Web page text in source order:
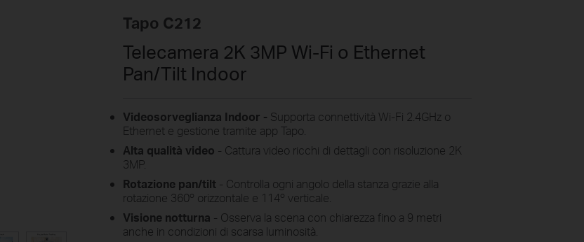
Tapo C212
Telecamera 2K 3MP Wi-Fi o Ethernet
Pan/Tilt Indoor
Videosorveglianza Indoor - Supporta connettività Wi-Fi 2.4GHz o
Ethernet e gestione tramite app Tapo.
Alta qualità video - Cattura video ricchi di dettagli con risoluzione 2K
3MP.
Rotazione pan/tilt - Controlla ogni angolo della stanza grazie alla
rotazione 360º orizzontale e 114º verticale.
Visione notturna - Osserva la scena con chiarezza fino a 9 metri
anche in condizioni di scarsa luminosità.